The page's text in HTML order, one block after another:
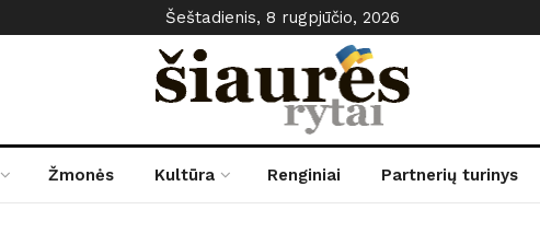
Šeštadienis, 8 rugpjūčio, 2026
Žmonės Kultūra Renginiai Partnerių turinys